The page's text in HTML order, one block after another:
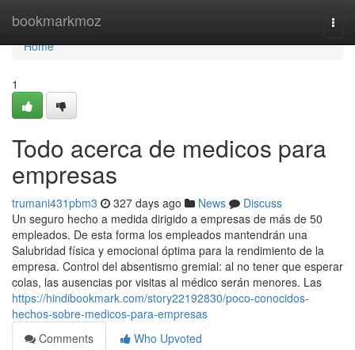
bookmarkmoz
Home
Home
1
Todo acerca de medicos para
empresas
trumani431pbm3 327 days ago News
Discuss
Un seguro hecho a medida dirigido a empresas de más de 50
empleados. De esta forma los empleados mantendrán una
Salubridad física y emocional óptima para la rendimiento de la
empresa. Control del absentismo gremial: al no tener que esperar
colas, las ausencias por visitas al médico serán menores. Las
https://hindibookmark.com/story22192830/poco-conocidos-
hechos-sobre-medicos-para-empresas
Comments
Who Upvoted